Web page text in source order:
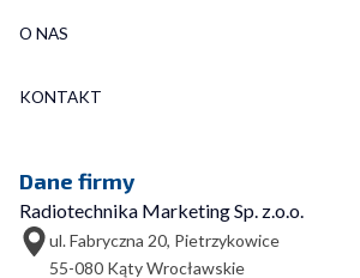
O NAS
KONTAKT
Dane firmy
Radiotechnika Marketing Sp. z.o.o.
ul. Fabryczna 20, Pietrzykowice
55-080 Kąty Wrocławskie